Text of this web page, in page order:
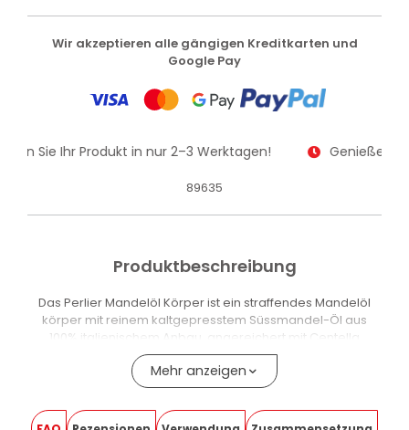
Wir akzeptieren alle gängigen Kreditkarten und
Google Pay
Sie Ihr Produkt in nur 2–3 Werktagen! Genießen
89635
Produktbeschreibung
Das Perlier Mandelöl Körper ist ein straffendes Mandelöl
körper mit reinem kaltgepresstem Süssmandel-Öl aus
100% italienischem Anbau, angereichert mit Centella
asiatica, Ceramiden und Omega 3. Es pflegt die Haut,
verbessert die Hautelastizität und hilft, der Entstehung von
Dehnungsstreifen in der Schwangerschaft und bei
Gewichtsveränderungen entgegenzuwirken.
Mehr anzeigen